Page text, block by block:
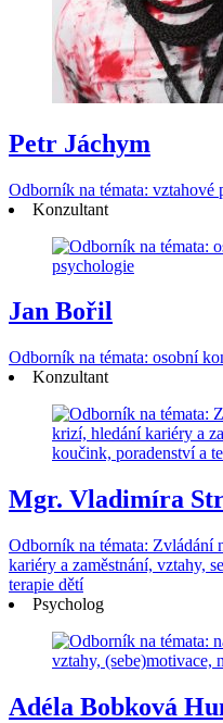
Petr Jáchym
Odborník na témata: vztahové
Konzultant
Jan Bořil
Odborník na témata: osobní
Konzultant
Mgr. Vladimíra
Odborník na témata: Zvládání
kariéry a zaměstnání, vztahy,
terapie dětí
Psycholog
Adéla Bobková